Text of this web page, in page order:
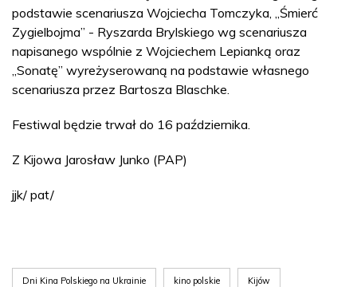
podstawie scenariusza Wojciecha Tomczyka, „Śmierć
Zygielbojma” - Ryszarda Brylskiego wg scenariusza
napisanego wspólnie z Wojciechem Lepianką oraz
„Sonatę” wyreżyserowaną na podstawie własnego
scenariusza przez Bartosza Blaschke.
Festiwal będzie trwał do 16 października.
Z Kijowa Jarosław Junko (PAP)
jjk/ pat/
Dni Kina Polskiego na Ukrainie kino polskie Kijów